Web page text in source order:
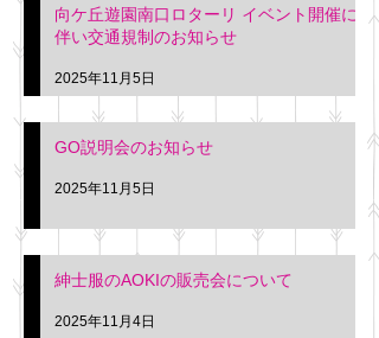
を行います。 神奈川個人
タクシー協同組合 専務 佐
久間
向ケ丘遊園南口ロターリ イベント開催に
伴い交通規制のお知らせ
2025年11月5日
GO説明会のお知らせ
2025年11月5日
紳士服のAOKIの販売会について
2025年11月4日